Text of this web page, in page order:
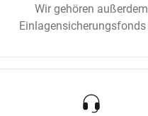
Wir gehören außerdem
Einlagensicherungsfonds